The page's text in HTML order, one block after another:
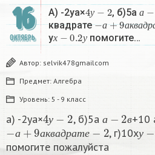
16
ОКТЯБРЬ
А) -2уа× у
4у−2 , б)5а а
а −2
квадрате
а а кв а д р
+9 ак ва др
ух у
х −0.2 у помогите…
Автор: selvik478gmailcom
Предмет: Алгебра
Уровень: 5 - 9 класс
а) -2уа× у
4 , б)5а а в
в +10
а а кв а д р а т е
−а +9аквад рате−2 , г)10ху
у−
помогите пожалуйста​